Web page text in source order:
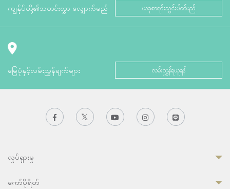
ကျွန်ုပ်တို့၏သတင်းလွှာ လျှောက်မည် ယခုစာရင်းသွင်းပါဝင်မည်
မြေပုံနှင့်လမ်းညွှန်ချက်များ လမ်းညွှန်ရယူရန်
လှုပ်ရှားမှု
ကော်ပိုရိတ်